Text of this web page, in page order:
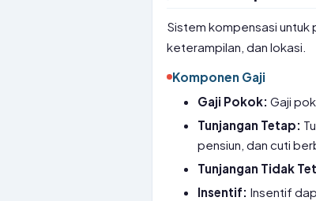
Sistem kompensasi untuk
keterampilan, dan lokasi.
Komponen Gaji
Gaji Pokok: Gaji
Tunjangan Tetap:
pensiun, dan cuti
Tunjangan Tidak
Insentif: Insentif